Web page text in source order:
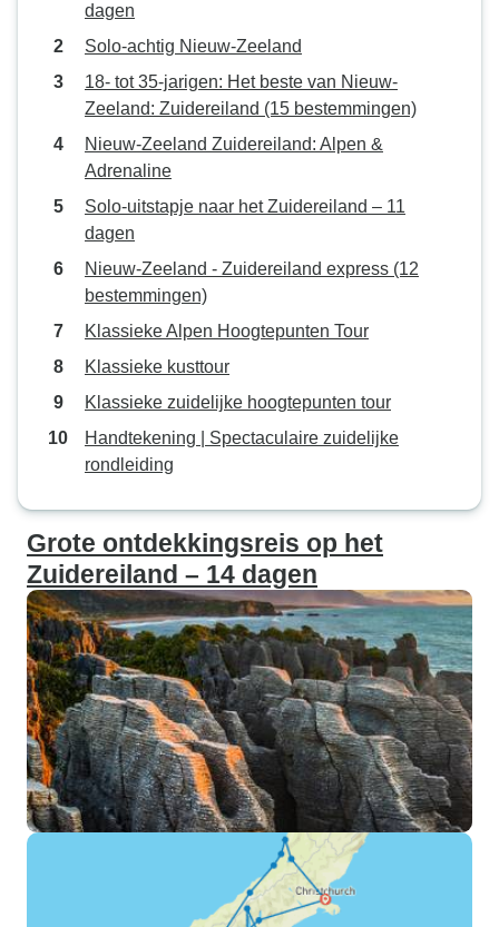
dagen
Solo-achtig Nieuw-Zeeland
18- tot 35-jarigen: Het beste van Nieuw-
Zeeland: Zuidereiland (15 bestemmingen)
Nieuw-Zeeland Zuidereiland: Alpen &
Adrenaline
Solo-uitstapje naar het Zuidereiland – 11
dagen
Nieuw-Zeeland - Zuidereiland express (12
bestemmingen)
Klassieke Alpen Hoogtepunten Tour
Klassieke kusttour
Klassieke zuidelijke hoogtepunten tour
Handtekening | Spectaculaire zuidelijke
rondleiding
Grote ontdekkingsreis op het
Zuidereiland – 14 dagen